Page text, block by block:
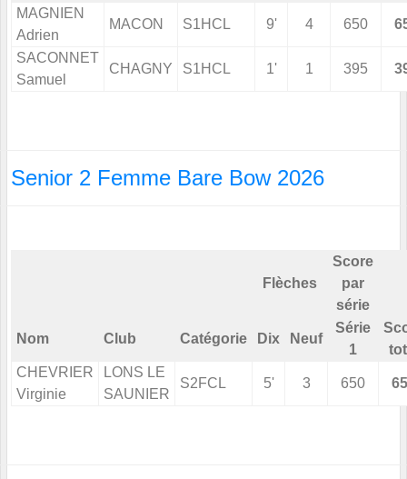
MAGNIEN
Adrien
MACON S1HCL 9' 4 650
SACONNET
Samuel
CHAGNY S1HCL 1' 1 395
Senior 2 Femme Bare Bow 2026
Flèches
Score
par
série
Nom Club Catégorie Dix Neuf
Série
1
CHEVRIER
Virginie
LONS LE
SAUNIER
S2FCL 5' 3 650